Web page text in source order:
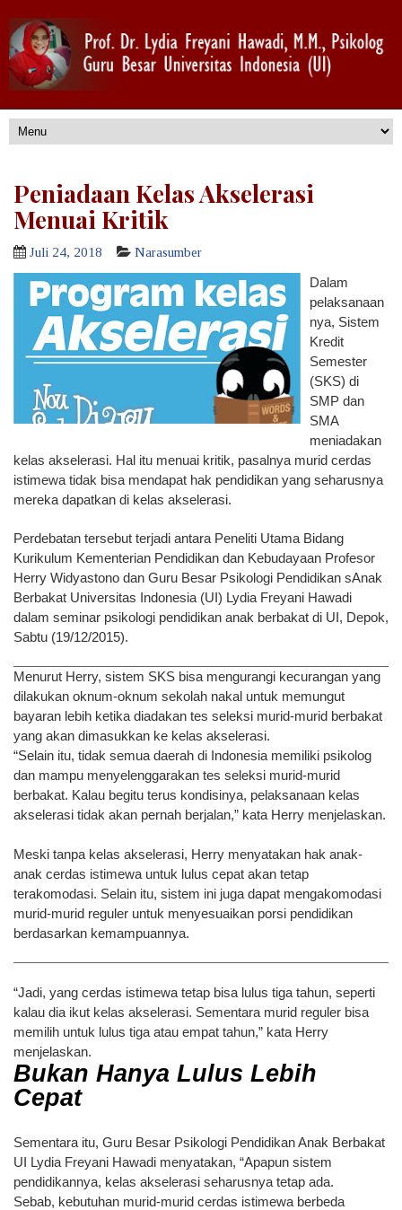
Peniadaan Kelas Akselerasi
Menuai Kritik
Juli 24, 2018 Narasumber
Dalam
pelaksanaan
nya, Sistem
Kredit
Semester
(SKS) di
SMP dan
SMA
meniadakan
kelas akselerasi. Hal itu menuai kritik, pasalnya murid cerdas
istimewa tidak bisa mendapat hak pendidikan yang seharusnya
mereka dapatkan di kelas akselerasi.
Perdebatan tersebut terjadi antara Peneliti Utama Bidang
Kurikulum Kementerian Pendidikan dan Kebudayaan Profesor
Herry Widyastono dan Guru Besar Psikologi Pendidikan sAnak
Berbakat Universitas Indonesia (UI) Lydia Freyani Hawadi
dalam seminar psikologi pendidikan anak berbakat di UI, Depok,
Sabtu (19/12/2015).
Menurut Herry, sistem SKS bisa mengurangi kecurangan yang
dilakukan oknum-oknum sekolah nakal untuk memungut
bayaran lebih ketika diadakan tes seleksi murid-murid berbakat
yang akan dimasukkan ke kelas akselerasi.
“Selain itu, tidak semua daerah di Indonesia memiliki psikolog
dan mampu menyelenggarakan tes seleksi murid-murid
berbakat. Kalau begitu terus kondisinya, pelaksanaan kelas
akselerasi tidak akan pernah berjalan,” kata Herry menjelaskan.
Meski tanpa kelas akselerasi, Herry menyatakan hak anak-
anak cerdas istimewa untuk lulus cepat akan tetap
terakomodasi. Selain itu, sistem ini juga dapat mengakomodasi
murid-murid reguler untuk menyesuaikan porsi pendidikan
berdasarkan kemampuannya.
“Jadi, yang cerdas istimewa tetap bisa lulus tiga tahun, seperti
kalau dia ikut kelas akselerasi. Sementara murid reguler bisa
memilih untuk lulus tiga atau empat tahun,” kata Herry
menjelaskan.
Bukan Hanya Lulus Lebih
Cepat
Sementara itu, Guru Besar Psikologi Pendidikan Anak Berbakat
UI Lydia Freyani Hawadi menyatakan, “Apapun sistem
pendidikannya, kelas akselerasi seharusnya tetap ada.
Sebab, kebutuhan murid-murid cerdas istimewa berbeda